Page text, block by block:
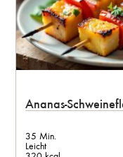
Ananas-
35 Min.
Leicht